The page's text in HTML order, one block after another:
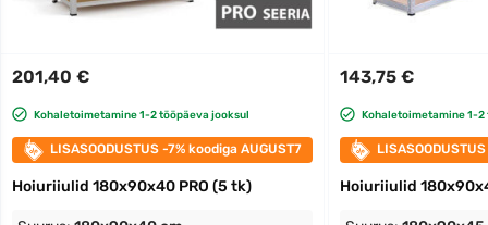
201,40 €
Kohaletoimetamine 1-2 tööpäeva jooksul
LISASOODUSTUS -7% koodiga AUGUST7
Hoiuriiulid 180x90x40 PRO (5 tk)
143,75 €
Kohaletoimetamine 1-
Hoiuriiulid